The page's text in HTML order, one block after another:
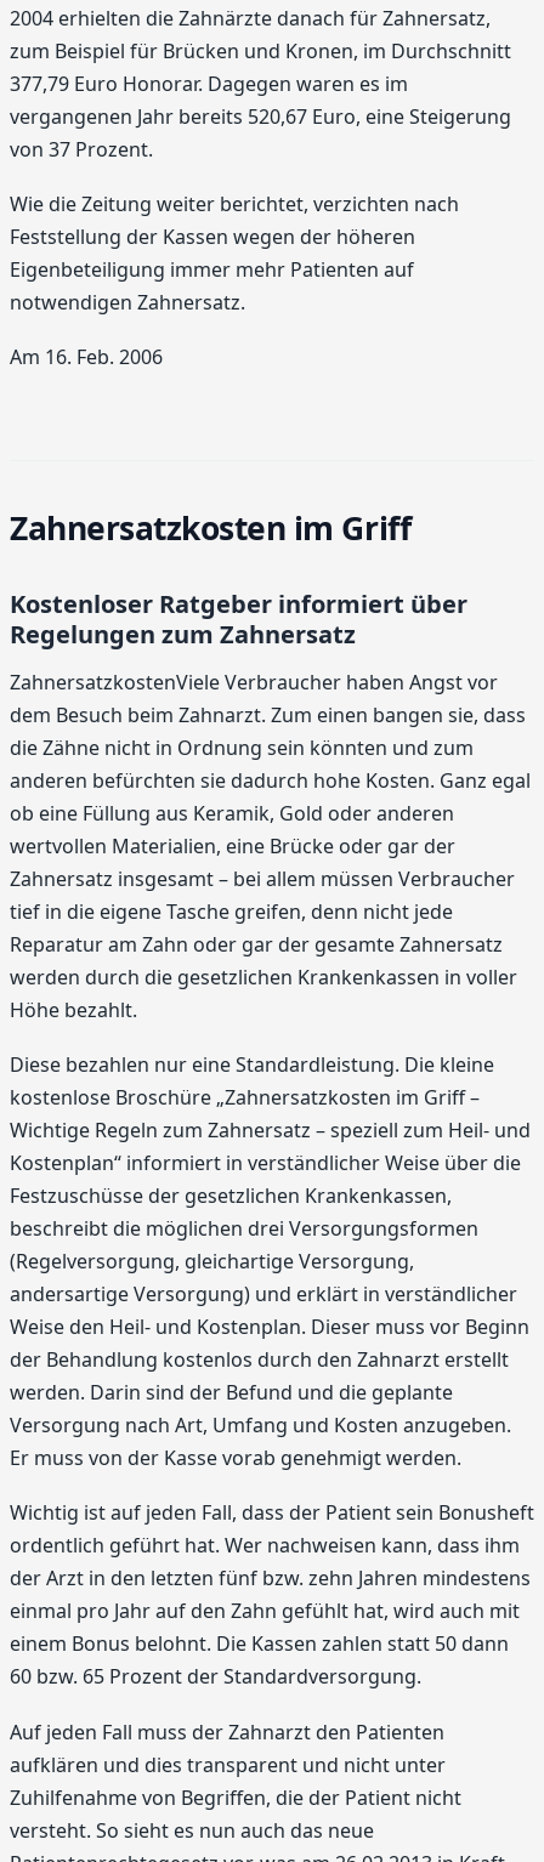
2004 erhielten die Zahnärzte danach für Zahnersatz,
zum Beispiel für Brücken und Kronen, im Durchschnitt
377,79 Euro Honorar. Dagegen waren es im
vergangenen Jahr bereits 520,67 Euro, eine Steigerung
von 37 Prozent.
Wie die Zeitung weiter berichtet, verzichten nach
Feststellung der Kassen wegen der höheren
Eigenbeteiligung immer mehr Patienten auf
notwendigen Zahnersatz.
Am 16. Feb. 2006
Zahnersatzkosten im Griff
Kostenloser Ratgeber informiert über
Regelungen zum Zahnersatz
ZahnersatzkostenViele Verbraucher haben Angst vor
dem Besuch beim Zahnarzt. Zum einen bangen sie, dass
die Zähne nicht in Ordnung sein könnten und zum
anderen befürchten sie dadurch hohe Kosten. Ganz egal
ob eine Füllung aus Keramik, Gold oder anderen
wertvollen Materialien, eine Brücke oder gar der
Zahnersatz insgesamt – bei allem müssen Verbraucher
tief in die eigene Tasche greifen, denn nicht jede
Reparatur am Zahn oder gar der gesamte Zahnersatz
werden durch die gesetzlichen Krankenkassen in voller
Höhe bezahlt.
Diese bezahlen nur eine Standardleistung. Die kleine
kostenlose Broschüre „Zahnersatzkosten im Griff –
Wichtige Regeln zum Zahnersatz – speziell zum Heil- und
Kostenplan“ informiert in verständlicher Weise über die
Festzuschüsse der gesetzlichen Krankenkassen,
beschreibt die möglichen drei Versorgungsformen
(Regelversorgung, gleichartige Versorgung,
andersartige Versorgung) und erklärt in verständlicher
Weise den Heil- und Kostenplan. Dieser muss vor Beginn
der Behandlung kostenlos durch den Zahnarzt erstellt
werden. Darin sind der Befund und die geplante
Versorgung nach Art, Umfang und Kosten anzugeben.
Er muss von der Kasse vorab genehmigt werden.
Wichtig ist auf jeden Fall, dass der Patient sein Bonusheft
ordentlich geführt hat. Wer nachweisen kann, dass ihm
der Arzt in den letzten fünf bzw. zehn Jahren mindestens
einmal pro Jahr auf den Zahn gefühlt hat, wird auch mit
einem Bonus belohnt. Die Kassen zahlen statt 50 dann
60 bzw. 65 Prozent der Standardversorgung.
Auf jeden Fall muss der Zahnarzt den Patienten
aufklären und dies transparent und nicht unter
Zuhilfenahme von Begriffen, die der Patient nicht
versteht. So sieht es nun auch das neue